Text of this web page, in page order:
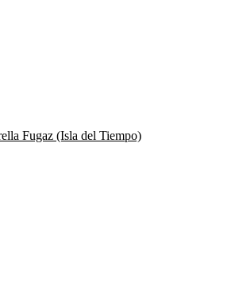
Fugaz (Isla del Tiempo)